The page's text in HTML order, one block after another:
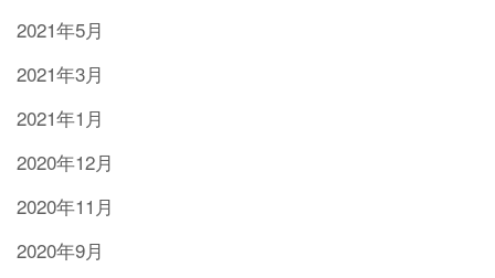
2021年5月
2021年3月
2021年1月
2020年12月
2020年11月
2020年9月